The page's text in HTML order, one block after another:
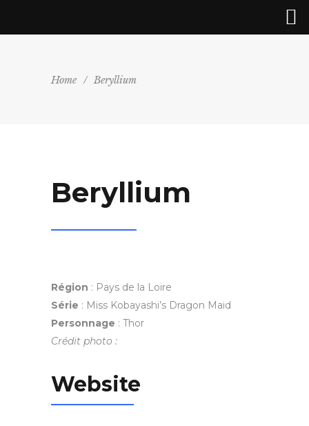
Home / Beryllium
Beryllium
Région : Pays de la Loire
Série : Miss Kobayashi’s Dragon Maid
Personnage : Thor
Crédit photo :
Website